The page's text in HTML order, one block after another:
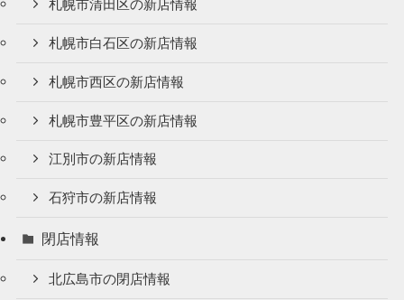
札幌市清田区の新店情報
札幌市白石区の新店情報
札幌市西区の新店情報
札幌市豊平区の新店情報
江別市の新店情報
石狩市の新店情報
閉店情報
北広島市の閉店情報